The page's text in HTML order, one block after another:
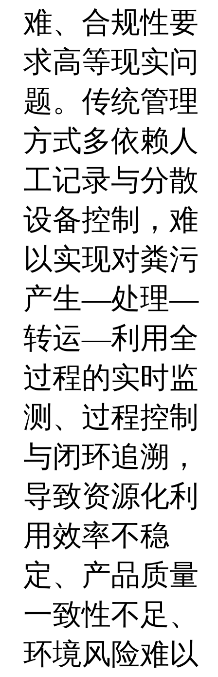
难、合规性要
求高等现实问
题。传统管理
方式多依赖人
工记录与分散
设备控制，难
以实现对粪污
产生—处理—
转运—利用全
过程的实时监
测、过程控制
与闭环追溯，
导致资源化利
用效率不稳
定、产品质量
一致性不足、
环境风险难以